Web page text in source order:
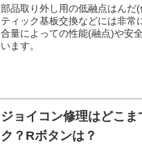
部品取り外し用の低融点はんだ
ティック基板交換などには非常
合量によっての性能(融点)や安
います。
ジョイコン修理はどこ
ク？Rボタンは？